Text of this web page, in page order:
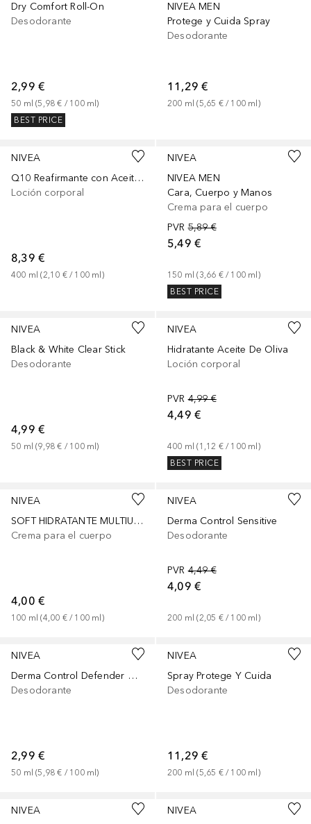
Dry Comfort Roll-On
Desodorante
2,99 €
50 ml (5,98 € / 100 ml)
BEST PRICE
NIVEA MEN
Protege y Cuida Spray
Desodorante
11,29 €
200 ml (5,65 € / 100 ml )
NIVEA
Q10 Reafirmante con Aceite de Argán
Loción corporal
8,39 €
400 ml (2,10 € / 100 ml )
NIVEA
NIVEA MEN
Cara, Cuerpo y Manos
Crema para el cuerpo
PVR 5,89 €
5,49 €
150 ml (3,66 € / 100 ml )
BEST PRICE
NIVEA
Black & White Clear Stick
Desodorante
4,99 €
50 ml (9,98 € / 100 ml)
NIVEA
Hidratante Aceite De Oliva
Loción corporal
PVR 4,99 €
4,49 €
400 ml (1,12 € / 100 ml )
BEST PRICE
NIVEA
SOFT HIDRATANTE MULTIUSO UV DIARIO SPF15
Crema para el cuerpo
4,00 €
100 ml (4,00 € / 100 ml )
NIVEA
Derma Control Sensitive
Desodorante
PVR 4,49 €
4,09 €
200 ml (2,05 € / 100 ml )
NIVEA
Derma Control Defender Antitranspirante
Desodorante
2,99 €
50 ml (5,98 € / 100 ml)
NIVEA
Spray Protege Y Cuida
Desodorante
11,29 €
200 ml (5,65 € / 100 ml )
NIVEA
NIVEA